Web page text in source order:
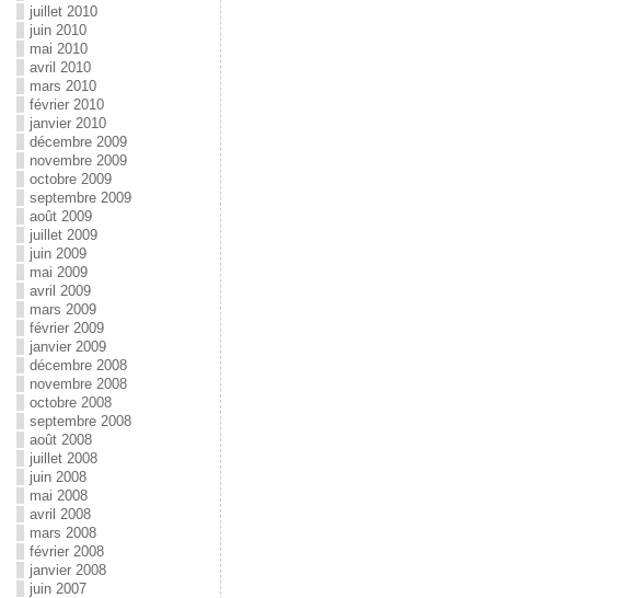
juillet 2010
juin 2010
mai 2010
avril 2010
mars 2010
février 2010
janvier 2010
décembre 2009
novembre 2009
octobre 2009
septembre 2009
août 2009
juillet 2009
juin 2009
mai 2009
avril 2009
mars 2009
février 2009
janvier 2009
décembre 2008
novembre 2008
octobre 2008
septembre 2008
août 2008
juillet 2008
juin 2008
mai 2008
avril 2008
mars 2008
février 2008
janvier 2008
juin 2007